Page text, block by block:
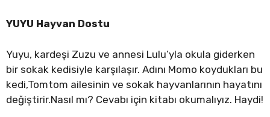
YUYU Hayvan Dostu
Yuyu, kardeşi Zuzu ve annesi Lulu’yla okula giderken
bir sokak kedisiyle karşılaşır. Adını Momo koydukları bu
kedi,Tomtom ailesinin ve sokak hayvanlarının hayatını
değiştirir.Nasıl mı? Cevabı için kitabı okumalıyız. Haydi!